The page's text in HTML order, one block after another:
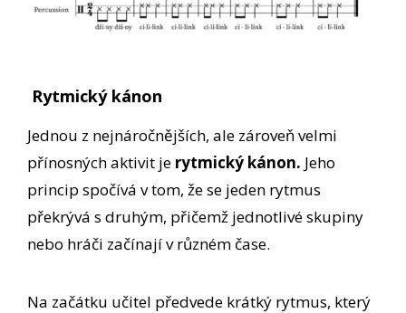
Rytmický kánon
Jednou z nejnáročnějších, ale zároveň velmi
přínosných aktivit je rytmický kánon. Jeho
princip spočívá v tom, že se jeden rytmus
překrývá s druhým, přičemž jednotlivé skupiny
nebo hráči začínají v různém čase.
Na začátku učitel předvede krátký rytmus, který